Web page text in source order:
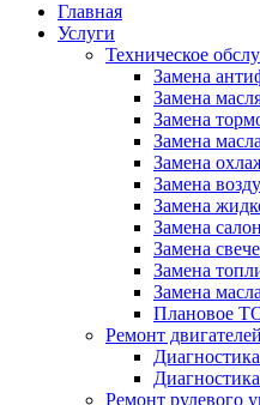
Главная
Услуги
Техническое
Замена
Замена
Замена
Замена
Замена
Замена
Замена
Замена
Замена
Замена
Замена
Плановое
Ремонт двигателей
Ремонт рулевого